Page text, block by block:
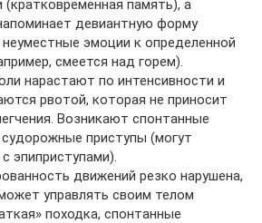
память), а
девиантную форму
эмоции к определенной
смеется над горем).
нарастают по интенсивности и
рвотой, которая не приносит
Возникают спонтанные
приступы (могут
эпиприступами).
движений резко нарушена,
управлять своим телом
походка, спонтанные